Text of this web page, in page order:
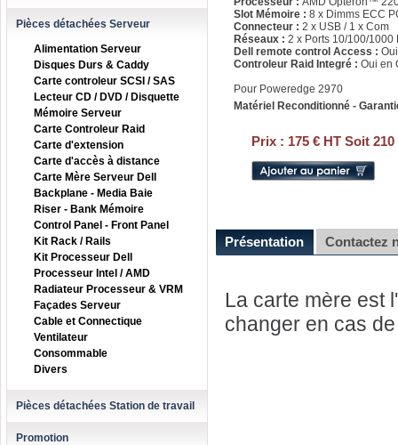
Pièces détachées Serveur
Alimentation Serveur
Disques Durs & Caddy
Carte controleur SCSI / SAS
Lecteur CD / DVD / Disquette
Mémoire Serveur
Carte Controleur Raid
Carte d'extension
Carte d'accès à distance
Carte Mère Serveur Dell
Backplane - Media Baie
Riser - Bank Mémoire
Control Panel - Front Panel
Kit Rack / Rails
Kit Processeur Dell
Processeur Intel / AMD
Radiateur Processeur & VRM
Façades Serveur
Cable et Connectique
Ventilateur
Consommable
Divers
Pièces détachées Station de travail
Promotion
Slot Mémoire : 8 x Dimms ECC
Connecteur : 2 x USB / 1 x Com
Réseaux : 2 x Ports 10/100/1000
Dell remote control Access :
Controleur Raid Integré : Oui en
Pour Poweredge 2970
Matériel Reconditionné -
Prix : 175 € HT Soit 210
Présentation Contactez
La carte mère est
changer en cas